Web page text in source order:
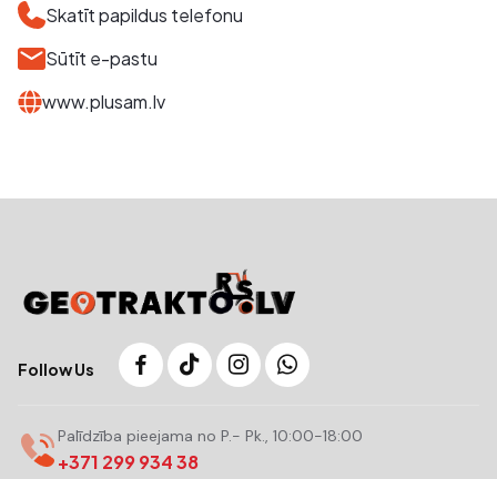
Skatīt papildus telefonu
Sūtīt e-pastu
www.plusam.lv
Follow Us
Palīdzība pieejama no P.- Pk., 10:00-18:00
+371 299 934 38